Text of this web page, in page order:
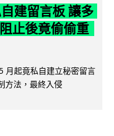
建留言板 讓多
止後竟偷偷重
月起竟私自建立秘密留言
方法，最終入侵